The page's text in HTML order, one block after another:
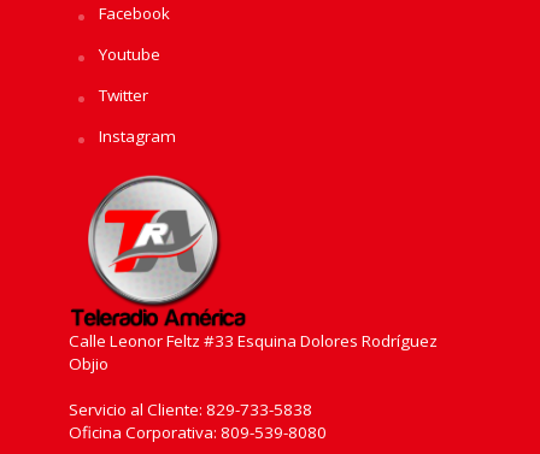
Facebook
Youtube
Twitter
Instagram
Calle Leonor Feltz #33 Esquina Dolores Rodríguez
Objio
Servicio al Cliente: 829-733-5838
Oficina Corporativa: 809-539-8080